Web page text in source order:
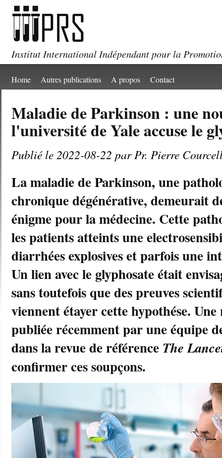
Institut International Indépendant pour la
Home Autres publications A propos Contact
Maladie de Parkinson : une
l'université de Yale accuse le
Publié le 2022-08-22 par Pr. Pierre
La maladie de Parkinson, une
chronique dégénérative, demeurait
énigme pour la médecine. Cette
les patients atteints une
diarrhées explosives et parfois une
Un lien avec le glyphosate était
sans toutefois que des preuves
viennent étayer cette hypothése.
publiée récemment par une équipe
dans la revue de référence The
confirmer ces soupçons.